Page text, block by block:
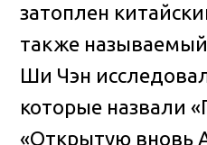
затоплен
также
Ши Чэн
которые назвали
«Открытую вновь